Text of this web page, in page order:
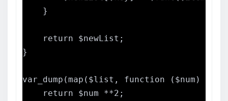
    }
    return $newList;
}
var_dump(map($list, function ($num) {
    return $num **2;